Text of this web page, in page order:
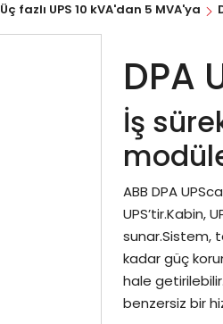
Üç fazlı UPS 10 kVA'dan 5 MVA'ya
DPA
İş
ABB DPA
UPS’tir.Kabin,
sunar.Sistem,
kadar güç
hale
benzersiz bir